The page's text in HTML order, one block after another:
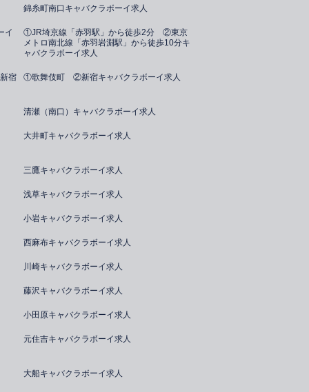
錦糸町南口キャバクラボーイ求人
イ
①JR埼京線「赤羽駅」から徒歩2分 ②東京
メトロ南北線「赤羽岩淵駅」から徒歩10分キ
ャバクラボーイ求人
宿 ①歌舞伎町 ②新宿キャバクラボーイ求人
清瀬（南口）キャバクラボーイ求人
大井町キャバクラボーイ求人
三鷹キャバクラボーイ求人
浅草キャバクラボーイ求人
小岩キャバクラボーイ求人
西麻布キャバクラボーイ求人
川崎キャバクラボーイ求人
藤沢キャバクラボーイ求人
小田原キャバクラボーイ求人
元住吉キャバクラボーイ求人
大船キャバクラボーイ求人